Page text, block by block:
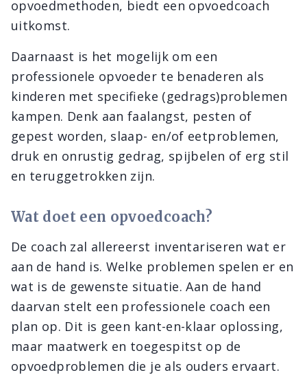
opvoedmethoden, biedt een opvoedcoach
uitkomst.
Daarnaast is het mogelijk om een
professionele opvoeder te benaderen als
kinderen met specifieke (gedrags)problemen
kampen. Denk aan faalangst, pesten of
gepest worden, slaap- en/of eetproblemen,
druk en onrustig gedrag, spijbelen of erg stil
en teruggetrokken zijn.
Wat doet een opvoedcoach?
De coach zal allereerst inventariseren wat er
aan de hand is. Welke problemen spelen er en
wat is de gewenste situatie. Aan de hand
daarvan stelt een professionele coach een
plan op. Dit is geen kant-en-klaar oplossing,
maar maatwerk en toegespitst op de
opvoedproblemen die je als ouders ervaart.